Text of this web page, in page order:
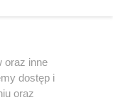
oraz inne
dostęp i
oraz